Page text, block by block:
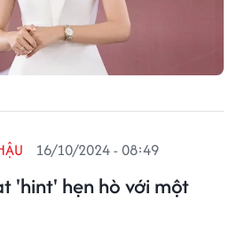
'hint' hẹn hò với một
16/10/2024 - 08:49